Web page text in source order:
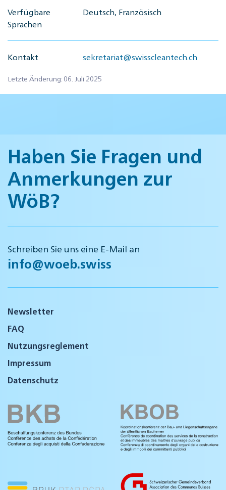
Verfügbare
Sprachen
Deutsch, Französisch
Kontakt sekretariat@swisscleantech.ch
Letzte Änderung: 06. Juli 2025
Haben Sie Fragen und
Anmerkungen zur
WöB?
Schreiben Sie uns eine E-Mail an
info@woeb.swiss
Newsletter
FAQ
Nutzungsreglement
Impressum
Datenschutz